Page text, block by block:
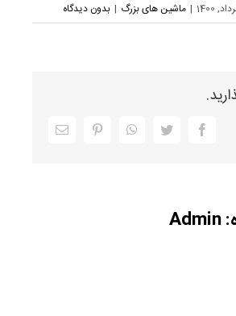
| ماشین های بزرگ | بدون دیدگاه
Facebook
Twitter
WhatsApp
Pinterestایمیل
Admin